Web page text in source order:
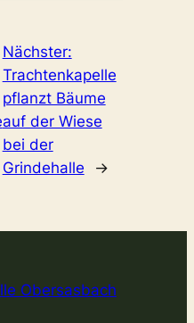
Nächster:
Trachtenkapelle
pflanzt Bäume
auf der Wiese
bei der
Grindehalle
→
Obersasbach